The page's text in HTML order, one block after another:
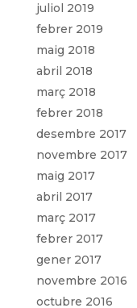
juliol 2019
febrer 2019
maig 2018
abril 2018
març 2018
febrer 2018
desembre 2017
novembre 2017
maig 2017
abril 2017
març 2017
febrer 2017
gener 2017
novembre 2016
octubre 2016